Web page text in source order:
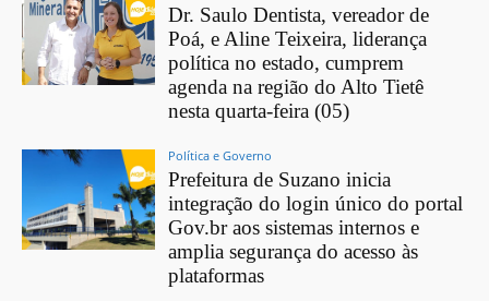
Dr. Saulo Dentista, vereador de
Poá, e Aline Teixeira, liderança
política no estado, cumprem
agenda na região do Alto Tietê
nesta quarta-feira (05)
Política e Governo
Prefeitura de Suzano inicia
integração do login único do portal
Gov.br aos sistemas internos e
amplia segurança do acesso às
plataformas